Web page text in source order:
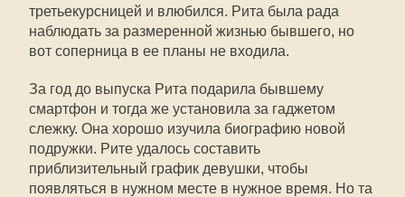
третьекурсницей и влюбился. Рита была рада
наблюдать за размеренной жизнью бывшего, но
вот соперница в ее планы не входила.
За год до выпуска Рита подарила бывшему
смартфон и тогда же установила за гаджетом
слежку. Она хорошо изучила биографию новой
подружки. Рите удалось составить
приблизительный график девушки, чтобы
появляться в нужном месте в нужное время. Но та